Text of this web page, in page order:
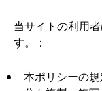
当サイトの利用
す。：
本ポリシーの